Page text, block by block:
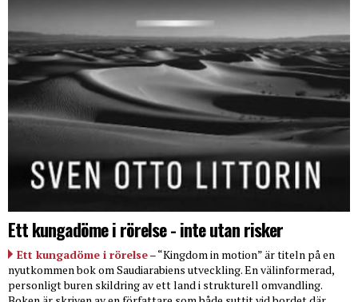
Ett kungadöme i rörelse - inte utan risker
Ett kungadöme i rörelse– “Kingdom in motion” är titeln på en
nyutkommen bok om Saudiarabiens utveckling. En välinformerad,
personligt buren skildring av ett land i strukturell omvandling.